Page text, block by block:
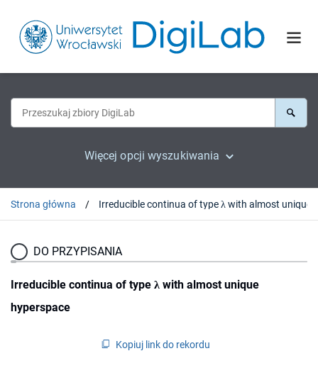
Więcej opcji wyszukiwania
Strona główna
DO PRZYPISANIA
Irreducible continua of type λ with almost unique
hyperspace
Kopiuj link do rekordu